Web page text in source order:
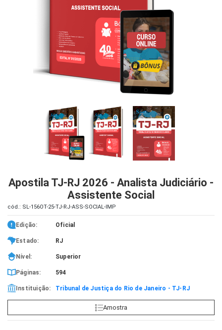
Apostila TJ-RJ 2026 - Analista Judiciário -
Assistente Social
cód.: SL-156OT-25-TJ-RJ-ASS-SOCIAL-IMP
Edição: Oficial
Estado: RJ
Nível: Superior
Páginas: 594
Instituição: Tribunal de Justiça do Rio de Janeiro - TJ-RJ
Amostra